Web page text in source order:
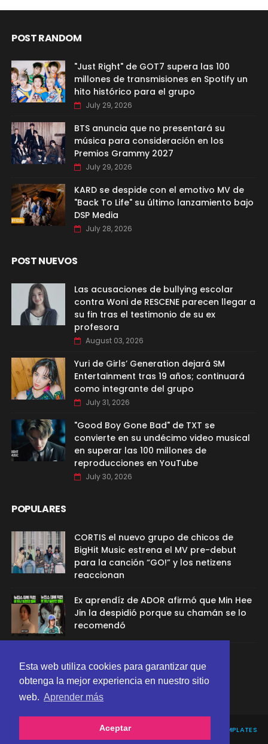
Esta web utiliza cookies para garantizar que
obtenga la mejor experiencia en nuestro sitio
web. Aprender más
Aceptar
POST RANDOM
"Just Right" de GOT7 supera las 100
millones de transmisiones en Spotify un
hito histórico para el grupo
July 29, 2026
BTS anuncia que no presentará su
música para consideración en los
Premios Grammy 2027
July 29, 2026
KARD se despide con el emotivo MV de
"Back To Life" su último lanzamiento bajo
DSP Media
July 28, 2026
POST NUEVOS
Las acusaciones de bullying escolar
contra Woni de RESCENE parecen llegar a
su fin tras el testimonio de su ex
profesora
August 03, 2026
Yuri de Girls’ Generation dejará SM
Entertainment tras 19 años; continuará
como integrante del grupo
July 31, 2026
"Good Boy Gone Bad" de TXT se
convierte en su undécimo video musical
en superar las 100 millones de
reproducciones en YouTube
July 30, 2026
POPULARES
CORTIS el nuevo grupo de chicos de
BigHit Music estrena el MV pre-debut
para la canción “GO!” y los netizens
reaccionan
Ex aprendíz de ADOR afirmó que Min Hee
Jin la despidió porque su chamán se lo
recomendó
relación con G-Dragon
SORATEMPLATES| DISTRIBUTED BY GOOYAABI TEMPLATES